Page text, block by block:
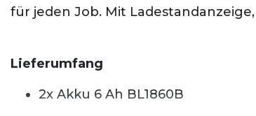
für jeden Job. Mit
Lieferumfang
2x Akku 6 Ah BL1860B